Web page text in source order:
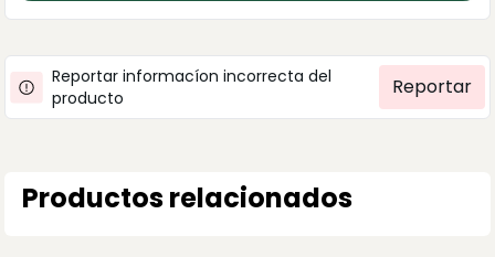
Reportar informacíon incorrecta del
producto
Reportar
Productos relacionados